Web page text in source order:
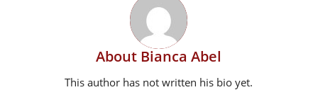
About Bianca Abel
This author has not written his bio yet.